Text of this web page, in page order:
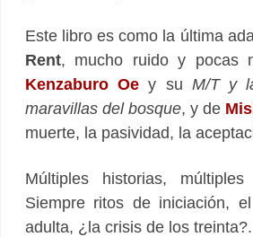
Este libro es como la última
Rent, mucho ruido y pocas
Kenzaburo Oe y su M/T y
maravillas del bosque, y de
muerte, la pasividad, la
Múltiples historias, múltiples
Siempre ritos de iniciación,
adulta, ¿la crisis de los treinta?.